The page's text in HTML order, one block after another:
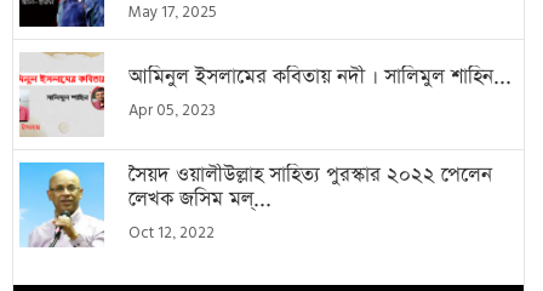
May 17, 2025
আমিনুল ইসলামের কবিতায় নদী । সালিমুল শাহিন...
Apr 05, 2023
সৈয়দ ওয়ালীউল্লাহ সাহিত্য পুরস্কার ২০২২ পেলেন
লেখক জসিম মল্...
Oct 12, 2022